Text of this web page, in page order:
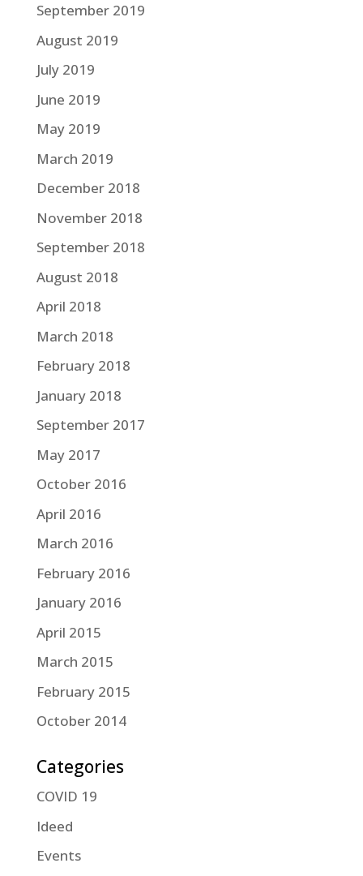
September 2019
August 2019
July 2019
June 2019
May 2019
March 2019
December 2018
November 2018
September 2018
August 2018
April 2018
March 2018
February 2018
January 2018
September 2017
May 2017
October 2016
April 2016
March 2016
February 2016
January 2016
April 2015
March 2015
February 2015
October 2014
Categories
COVID 19
Ideed
Events